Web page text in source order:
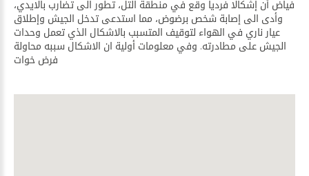
فياض أن إشكالا فرديا وقع في منطقة التل، تطور الى تضارب بالايدي،
وأدى الى إصابة شخص برضوض، مما استدعى تدخل الجيش وإطلاق
عيار ناري في الهواء لتوقيف المتسبب بالاشكال الذي تعمل وحدات
الجيش على مطادرته. وفي معلومات أولية ان الاشكال سببه محاولة
فرض خوات